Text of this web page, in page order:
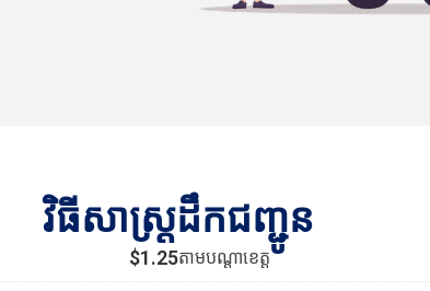
វិធីសាស្រ្តដឹកជញ្ជូន
$1.25តាមបណ្ដាខេត្ត